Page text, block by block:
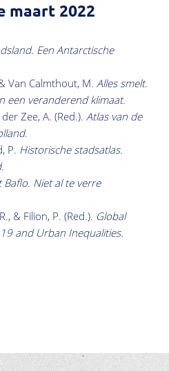
maart 2022
Een Antarctische
Van Calmthout, M. Alles smelt.
een veranderend klimaat.
Zee, A. (Red.). Atlas van de
.
P. Historische stadsatlas.
.
Baflo. Niet al te verre
& Filion, P. (Red.). Global
and Urban Inequalities.